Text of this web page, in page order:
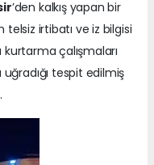
’den kalkış yapan bir
telsiz irtibatı ve iz bilgisi
çalışmaları
uğradığı tespit edilmiş